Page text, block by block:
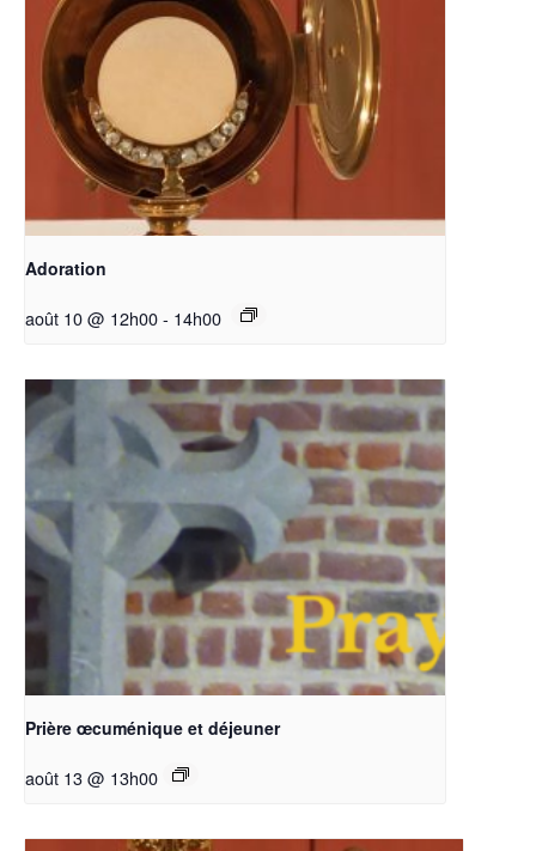
Adoration
août 10 @ 12h00- 14h00
Prière œcuménique et déjeuner
août 13 @ 13h00